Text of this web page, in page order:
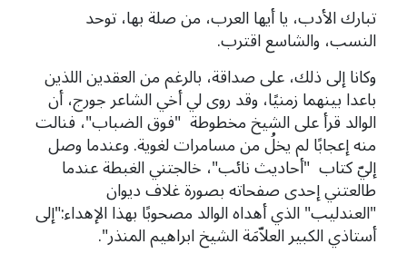
تبارك الأدب، يا أيها العرب، من صلة بها، توحد
النسب، والشاسع اقترب.
وكانا إلى ذلك، على صداقة، بالرغم من العقدين اللذين
باعدا بينهما زمنيًا، وقد روى لي أخي الشاعر جورج، أن
الوالد قرأ على الشيخ مخطوطة "فوق الضباب"، فنالت
منه إعجابًا لم يخلُ من مسامرات لغوية. وعندماوصل
إليّ كتاب "أحاديث نائب"، خالجتني الغبطة عندما
طالعتني إحدى صفحاته بصورة غلاف ديوان
"العندليب" الذي أهداه الوالد مصحوبًا بهذا الإهداء:"إلى
أستاذي الكبير العلاّمَة الشيخ ابراهيم المنذر".